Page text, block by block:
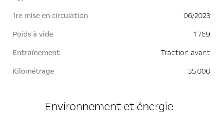
1re mise en circulation
06/2023
Poids à vide
1 769
Entraînement
Traction avant
Kilométrage
35 000
Environnement et énergie